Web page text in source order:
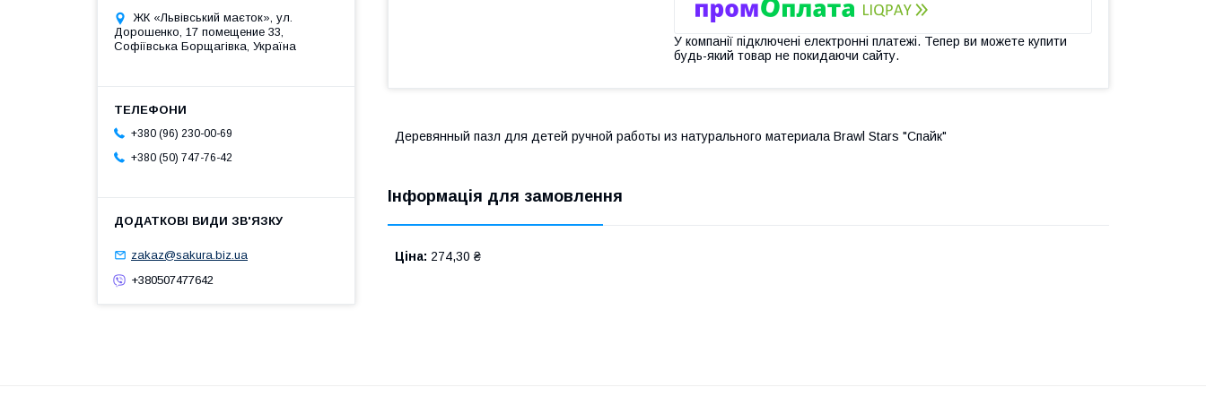
У компанії підключені електронні платежі. Тепер ви можете купити
будь-який товар не покидаючи сайту.
Деревянный пазл для детей ручной работы из натурального материала Brawl Stars "Спайк"
Інформація для замовлення
Ціна: 274,30 ₴
ЖК «Львівський маєток», ул.
Дорошенко, 17 помещение 33,
Софіївська Борщагівка, Україна
+380 (96) 230-00-69
+380 (50) 747-76-42
zakaz@sakura.biz.ua
+380507477642